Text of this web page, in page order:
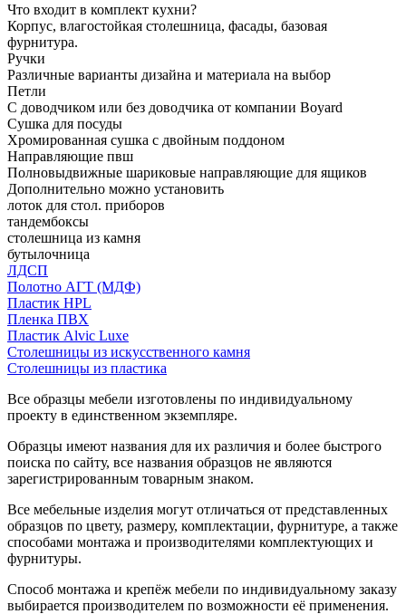
Что входит в комплект кухни?
Корпус, влагостойкая столешница, фасады, базовая
фурнитура.
Ручки
Различные варианты дизайна и материала на выбор
Петли
С доводчиком или без доводчика от компании Boyard
Сушка для посуды
Хромированная сушка с двойным поддоном
Направляющие пвш
Полновыдвижные шариковые направляющие для ящиков
Дополнительно можно установить
лоток для стол. приборов
тандембоксы
столешница из камня
бутылочница
ЛДСП
Полотно АГТ (МДФ)
Пластик HPL
Пленка ПВХ
Пластик Alvic Luxe
Столешницы из искусственного камня
Столешницы из пластика
Все образцы мебели изготовлены по индивидуальному
проекту в единственном экземпляре.
Образцы имеют названия для их различия и более быстрого
поиска по сайту, все названия образцов не являются
зарегистрированным товарным знаком.
Все мебельные изделия могут отличаться от представленных
образцов по цвету, размеру, комплектации, фурнитуре, а также
способами монтажа и производителями комплектующих и
фурнитуры.
Способ монтажа и крепёж мебели по индивидуальному заказу
выбирается производителем по возможности её применения.